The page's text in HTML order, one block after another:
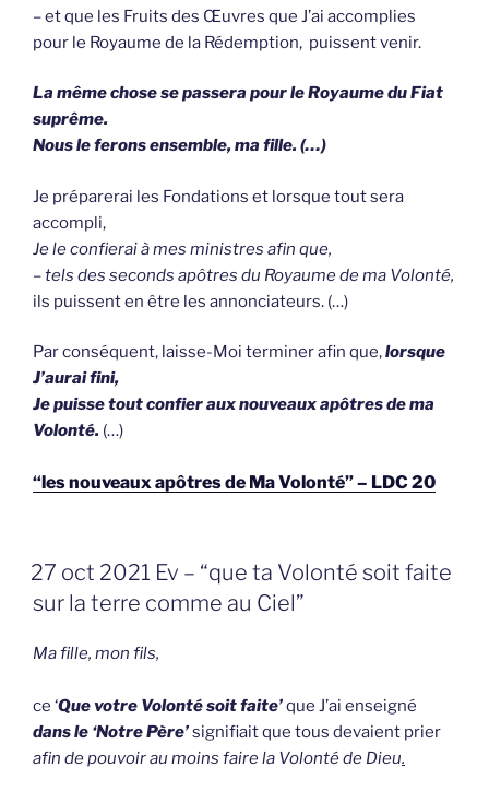
– et que les Fruits des Œuvres que J’ai accomplies
pour le Royaume de la Rédemption, puissent venir.
La même chose se passera pour le Royaume du Fiat
suprême.
Nous le ferons ensemble, ma fille. (…)
Je préparerai les Fondations et lorsque tout sera
accompli,
Je le confierai à mes ministres afin que,
– tels des seconds apôtres du Royaume de ma Volonté,
ils puissent en être les annonciateurs. (…)
Par conséquent, laisse-Moi terminer afin que,lorsque
J’aurai fini,
Je puisse tout confier aux nouveaux apôtres de ma
Volonté. (…)
“les nouveaux apôtres de Ma Volonté” – LDC 20
GEPLAATST
OP
27 oct 2021 Ev – “que ta Volonté soit faite
sur la terre comme au Ciel”
Ma fille, mon fils,
ce ‘Que votre Volonté soit faite’que J’ai enseigné
dans le ‘Notre Père’signifiait que tous devaient prier
afin de pouvoir au moins faire la Volonté de Dieu.